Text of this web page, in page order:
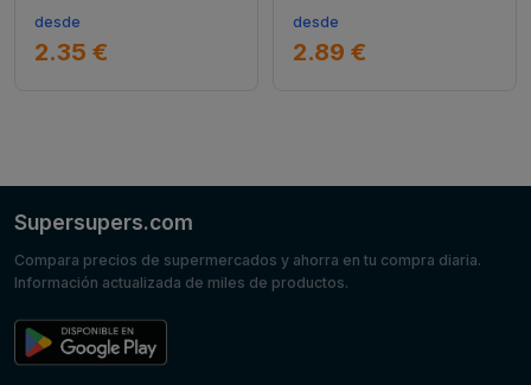
desde
2.35 €
desde
2.89 €
Supersupers.com
Compara precios de supermercados y ahorra en tu compra diaria.
Información actualizada de miles de productos.